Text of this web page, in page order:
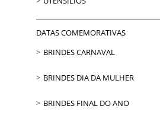
DATAS COMEMORATIVAS
BRINDES CARNAVAL
BRINDES DIA DA MULHER
BRINDES FINAL DO ANO